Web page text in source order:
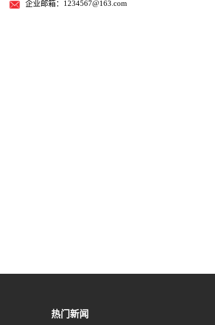
企业邮箱：1234567@163.com
热门新闻